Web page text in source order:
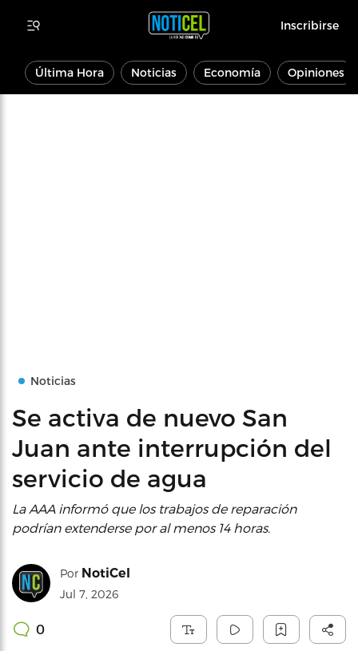
Inscribirse
Última Hora Noticias Economía Opiniones
Noticias
Se activa de nuevo San
Juan ante interrupción del
servicio de agua
La AAA informó que los trabajos de reparación
podrían extenderse por al menos 14 horas.
Por NotiCel
Jul 7, 2026
0